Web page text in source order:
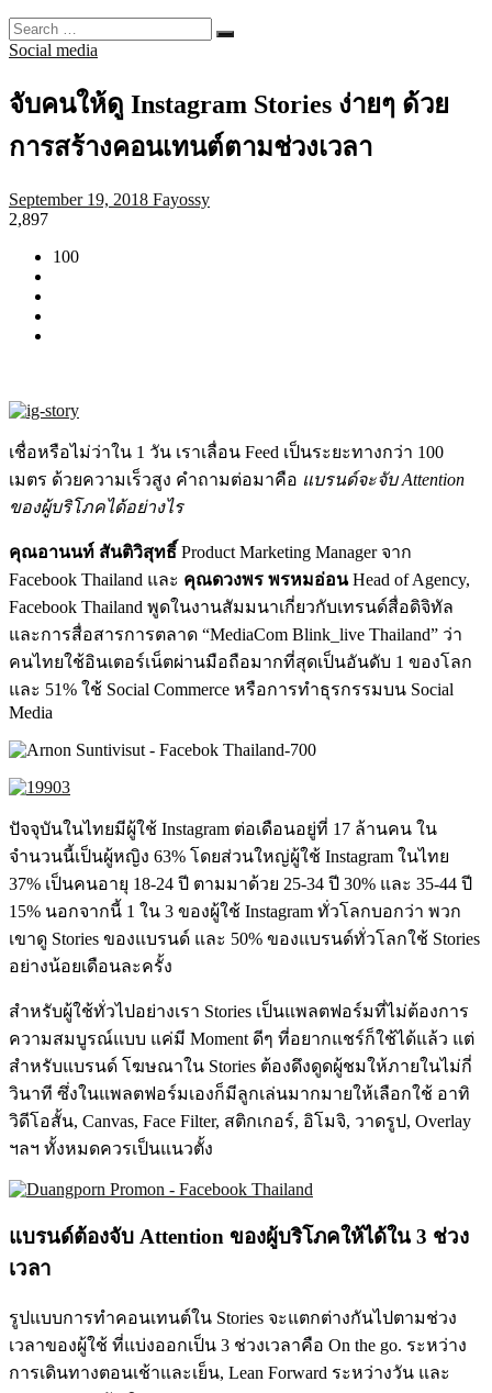
Social media
จับคนให้ดู Instagram Stories ง่ายๆ ด้วย
การสร้างคอนเทนต์ตามช่วงเวลา
September 19, 2018 Fayossy
2,897
100
เชื่อหรือไม่ว่าใน 1 วัน เราเลื่อน Feed เป็นระยะทางกว่า 100
เมตร ด้วยความเร็วสูง คำถามต่อมาคือ แบรนด์จะจับ Attention
ของผู้บริโภคได้อย่างไร
คุณอานนท์ สันติวิสุทธิ์ Product Marketing Manager จาก
Facebook Thailand และ คุณดวงพร พรหมอ่อนHead of Agency,
Facebook Thailand พูดในงานสัมมนาเกี่ยวกับเทรนด์สื่อดิจิทัล
และการสื่อสารการตลาด “MediaCom Blink_live Thailand” ว่า
คนไทยใช้อินเตอร์เน็ตผ่านมือถือมากที่สุดเป็นอันดับ 1 ของโลก
และ 51% ใช้ Social Commerce หรือการทำธุรกรรมบน Social
Media
ปัจจุบันในไทยมีผู้ใช้ Instagram ต่อเดือนอยู่ที่ 17 ล้านคน ใน
จำนวนนี้เป็นผู้หญิง 63% โดยส่วนใหญ่ผู้ใช้ Instagram ในไทย
37% เป็นคนอายุ 18-24 ปี ตามมาด้วย 25-34 ปี 30% และ 35-44 ปี
15% นอกจากนี้ 1 ใน 3 ของผู้ใช้ Instagram ทั่วโลกบอกว่า พวก
เขาดู Stories ของแบรนด์ และ 50% ของแบรนด์ทั่วโลกใช้ Stories
อย่างน้อยเดือนละครั้ง
สำหรับผู้ใช้ทั่วไปอย่างเรา Stories เป็นแพลตฟอร์มที่ไม่ต้องการ
ความสมบูรณ์แบบ แค่มี Moment ดีๆ ที่อยากแชร์ก็ใช้ได้แล้ว แต่
สำหรับแบรนด์ โฆษณาใน Stories ต้องดึงดูดผู้ชมให้ภายในไม่กี่
วินาที ซึ่งในแพลตฟอร์มเองก็มีลูกเล่นมากมายให้เลือกใช้ อาทิ
วิดีโอสั้น, Canvas, Face Filter, สติกเกอร์, อิโมจิ, วาดรูป, Overlay
ฯลฯ ทั้งหมดควรเป็นแนวตั้ง
แบรนด์ต้องจับ Attention ของผู้บริโภคให้ได้ใน 3 ช่วง
เวลา
รูปแบบการทำคอนเทนต์ใน Stories จะแตกต่างกันไปตามช่วง
เวลาของผู้ใช้ ที่แบ่งออกเป็น 3 ช่วงเวลาคือ On the go. ระหว่าง
การเดินทางตอนเช้าและเย็น, Lean Forward ระหว่างวัน และ